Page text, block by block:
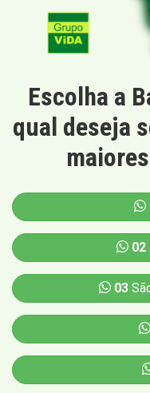
Escolha a
qual deseja
02
03